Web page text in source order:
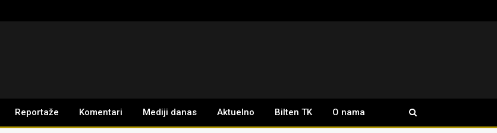
Reportaže Komentari Mediji danas Aktuelno Bilten TK O nama